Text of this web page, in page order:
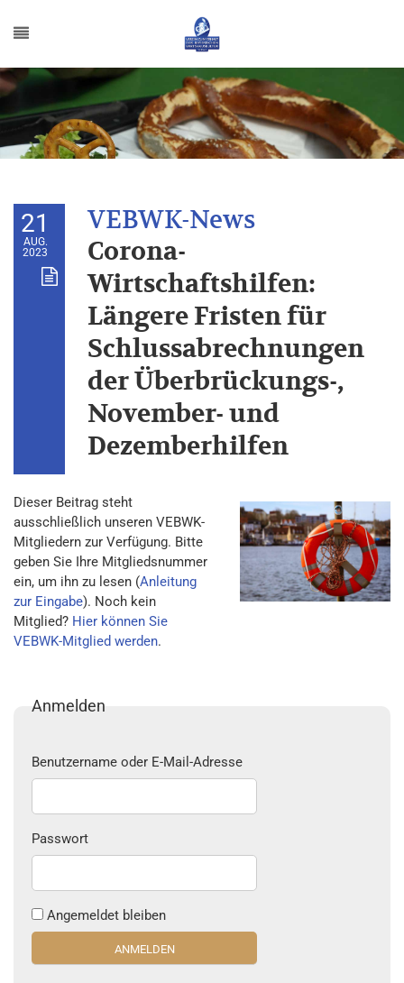
21
AUG.
2023
Corona-
Wirtschaftshilfen:
Längere Fristen für
Schlussabrechnungen
der Überbrückungs-,
November- und
Dezemberhilfen
Dieser Beitrag steht
ausschließlich unseren VEBWK-
Mitgliedern zur Verfügung. Bitte
geben Sie Ihre Mitgliedsnummer
ein, um ihn zu lesen (Anleitung
zur Eingabe). Noch kein
Mitglied? Hier können Sie
VEBWK-Mitglied werden.
Anmelden
Benutzername oder E-Mail-Adresse
Passwort
Angemeldet bleiben